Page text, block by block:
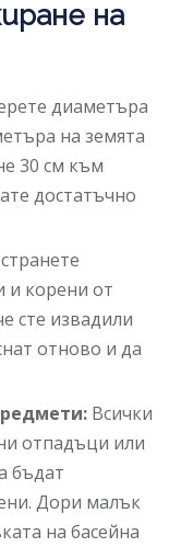
на
диаметъра
на земята
30 см към
достатъчно
и корени от
сте извадили
отново и да
Всички
отпадъци или
бъдат
Дори малък
на басейна